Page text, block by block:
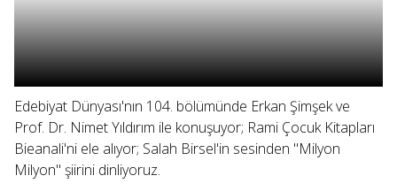
Edebiyat Dünyası'nın 104. bölümünde Erkan Şimşek ve
Prof. Dr. Nimet Yıldırım ile konuşuyor; Rami Çocuk Kitapları
Bieanali'ni ele alıyor; Salah Birsel'in sesinden "Milyon
Milyon" şiirini dinliyoruz.